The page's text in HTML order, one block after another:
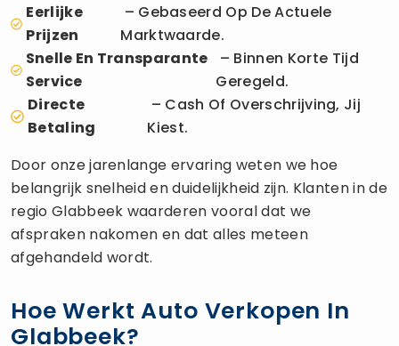
Eerlijke
Prijzen
– Gebaseerd Op De Actuele
Marktwaarde.
Snelle En Transparante
Service
– Binnen Korte Tijd
Geregeld.
Directe
Betaling
– Cash Of Overschrijving, Jij
Kiest.
Door onze jarenlange ervaring weten we hoe
belangrijk snelheid en duidelijkheid zijn. Klanten in de
regio Glabbeek waarderen vooral dat we
afspraken nakomen en dat alles meteen
afgehandeld wordt.
Hoe Werkt Auto Verkopen In
Glabbeek?